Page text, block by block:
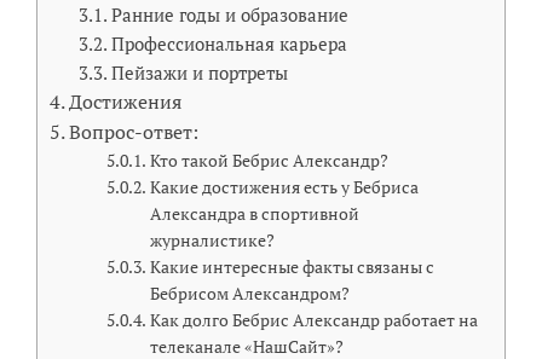
Ранние годы и образование
Профессиональная карьера
Пейзажи и портреты
Достижения
Вопрос-ответ:
Кто такой Бебрис Александр?
Какие достижения есть у Бебриса
Александра в спортивной
журналистике?
Какие интересные факты связаны с
Бебрисом Александром?
Как долго Бебрис Александр работает на
телеканале «НашСайт»?